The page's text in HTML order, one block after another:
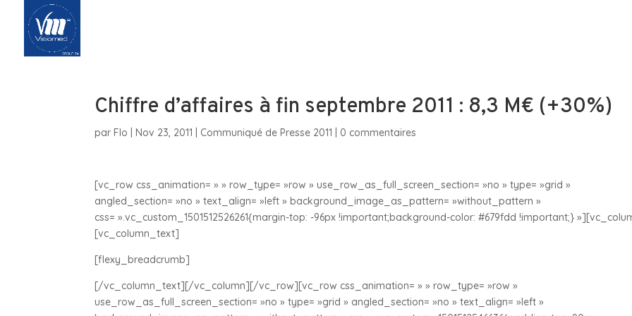
Chiffre d’affaires à fin septembre 2011 : 8,3 M€ (+30%)
parFlo |Nov 23, 2011 Communiqué de Presse 2011 0 commentaires
[vc_row css_animation= » » row_type= »row » use_row_as_full_screen_section= »no » type= »grid »
angled_section= »no » text_align= »left » background_image_as_pattern= »without_pattern »
css= ».vc_custom_1501512526261{margin-top: -96px !important;background-color: #679fdd !important;}
[vc_column_text]
[flexy_breadcrumb]
[/vc_column_text][/vc_column][/vc_row][vc_row css_animation= » » row_type= »row »
use_row_as_full_screen_section= »no » type= »grid » angled_section= »no » text_align= »left »